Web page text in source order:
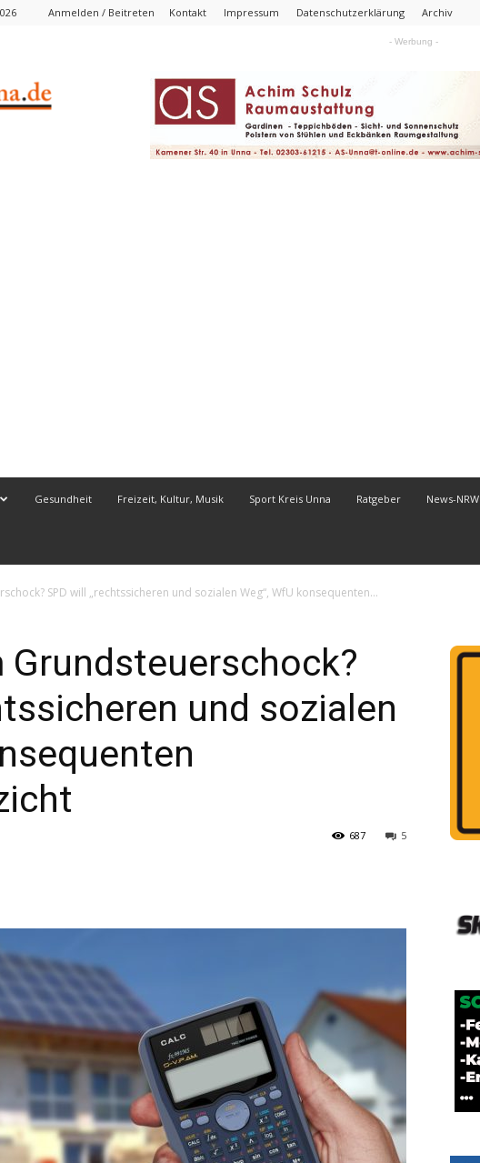
Anmelden / Beitreten Kontakt Impressum Datenschutzerklärung Archiv
- Werbung -
Gesundheit Freizeit, Kultur, Musik Sport Kreis Unna Ratgeber News-NRW
SPD will „rechtssicheren und sozialen Weg“, WfU konsequenten...
Grundsteuerschock?
und sozialen
5
687